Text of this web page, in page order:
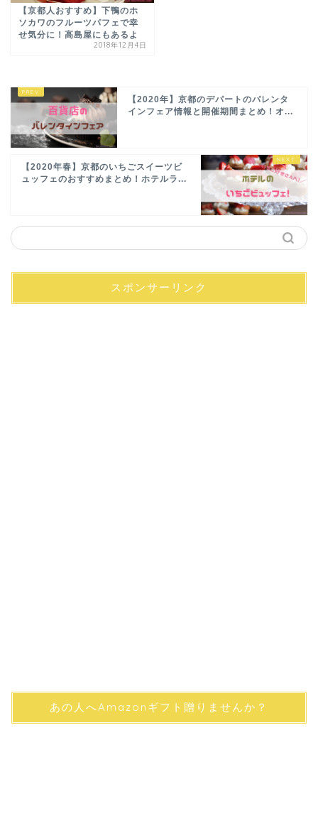
【京都人おすすめ】下鴨のホ
ソカワのフルーツパフェで幸
せ気分に！高島屋にもあるよ
2018年12月4日
【2020年】京都のデパートのバレンタ
インフェア情報と開催期間まとめ！オ...
【2020年春】京都のいちごスイーツビ
ュッフェのおすすめまとめ！ホテルラ...
スポンサーリンク
あの人へAmazonギフト贈りませんか？